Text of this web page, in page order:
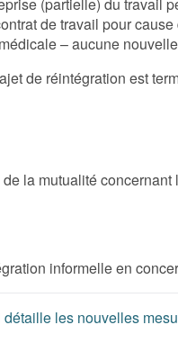
de travail pour
– aucune
de réintégration est
la mutualité concernant
informelle en
les nouvelles